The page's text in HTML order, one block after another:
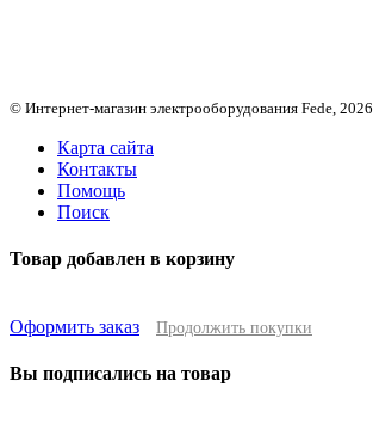
© Интернет-магазин электрооборудования Fede, 2026
Карта сайта
Контакты
Помощь
Поиск
Товар добавлен в корзину
Оформить заказ Продолжить покупки
Вы подписались на товар